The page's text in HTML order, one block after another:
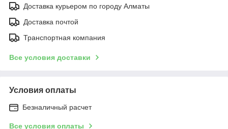
Доставка курьером по городу Алматы
Доставка почтой
Транспортная компания
Все условия доставки
Условия оплаты
Безналичный расчет
Все условия оплаты